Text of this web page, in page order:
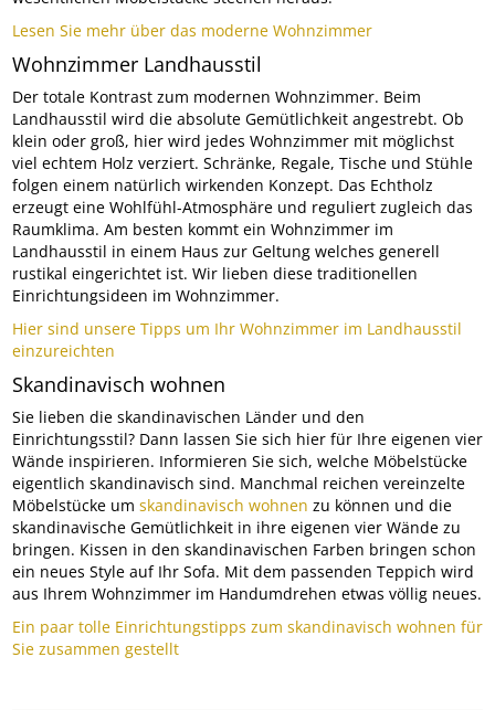
Lesen Sie mehr über das moderne Wohnzimmer
Wohnzimmer Landhausstil
Der totale Kontrast zum modernen Wohnzimmer. Beim
Landhausstil wird die absolute Gemütlichkeit angestrebt. Ob
klein oder groß, hier wird jedes Wohnzimmer mit möglichst
viel echtem Holz verziert. Schränke, Regale, Tische und Stühle
folgen einem natürlich wirkenden Konzept. Das Echtholz
erzeugt eine Wohlfühl-Atmosphäre und reguliert zugleich das
Raumklima. Am besten kommt ein Wohnzimmer im
Landhausstil in einem Haus zur Geltung welches generell
rustikal eingerichtet ist. Wir lieben diese traditionellen
Einrichtungsideen im Wohnzimmer.
Hier sind unsere Tipps um Ihr Wohnzimmer im Landhausstil
einzureichten
Skandinavisch wohnen
Sie lieben die skandinavischen Länder und den
Einrichtungsstil? Dann lassen Sie sich hier für Ihre eigenen vier
Wände inspirieren. Informieren Sie sich, welche Möbelstücke
eigentlich skandinavisch sind. Manchmal reichen vereinzelte
Möbelstücke um skandinavisch wohnen zu können und die
skandinavische Gemütlichkeit in ihre eigenen vier Wände zu
bringen. Kissen in den skandinavischen Farben bringen schon
ein neues Style auf Ihr Sofa. Mit dem passenden Teppich wird
aus Ihrem Wohnzimmer im Handumdrehen etwas völlig neues.
Ein paar tolle Einrichtungstipps zum skandinavisch wohnen für
Sie zusammen gestellt